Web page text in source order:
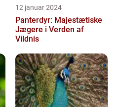
12 januar 2024
Panterdyr: Majestætiske
Jægere i Verden af
Vildnis